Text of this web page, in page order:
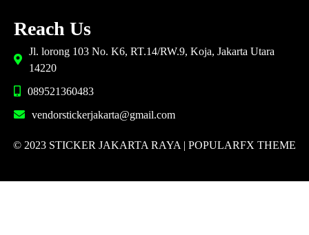
Reach Us
Jl. lorong 103 No. K6, RT.14/RW.9, Koja, Jakarta Utara
14220
089521360483
vendorstickerjakarta@gmail.com
© 2023 STICKER JAKARTA RAYA | POPULARFX THEME